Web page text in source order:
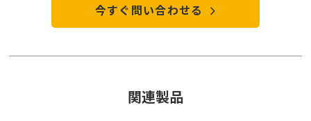
今すぐ問い合わせる
関連製品